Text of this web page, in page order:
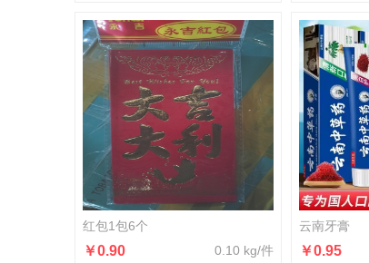
红包1包6个
￥0.90 0.10 kg/件
云南牙膏
￥0.95